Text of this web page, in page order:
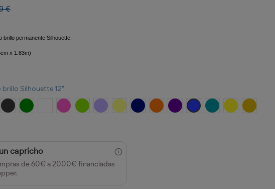
€
brillo permanente Silhouette.
x 1.83m)
brillo Silhouette 12"
Gris Verde oscuro
Blanco Rosa oscuro
Verde LavandaLimón Azul Marino
NaranjaMoradoAzul Royal
Teal AmarilloOro
capricho
de 60€ a 2000€ financiadas